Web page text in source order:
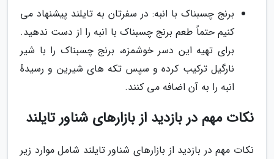
برنج چسبناک با انبه: در سفرتان به تایلند پیشنهاد می
کنیم حتماً طعم برنج چسبناک با انبه را از دست ندهید.
برای تهیه این دسر خوشمزه، برنج چسبناک را با شیر
نارگیل ترکیب کرده و سپس تکه های شیرین و رسیدهٔ
انبه را به آن اضافه می کنند.
نکات مهم در بازدید از بازارهای شناور تایلند
نکات مهم در بازدید از بازارهای شناور تایلند شامل موارد زیر